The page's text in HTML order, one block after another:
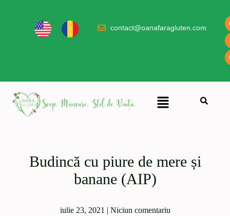
contact@oanafaragluten.com
Budincă cu piure de mere și
banane (AIP)
iulie 23, 2021 | Niciun comentariu